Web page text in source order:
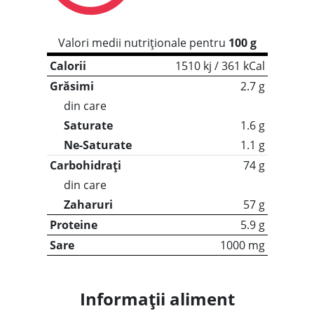
Valori medii nutriționale pentru 100 g
Calorii
1510 kj / 361 kCal
Grăsimi
2.7 g
din care
Saturate
1.6 g
Ne-Saturate
1.1 g
Carbohidrați
74 g
din care
Zaharuri
57 g
Proteine
5.9 g
Sare
1000 mg
Informații aliment